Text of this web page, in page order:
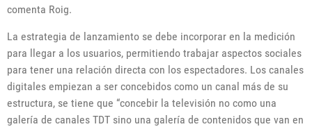
comenta Roig.
La estrategia de lanzamiento se debe incorporar en la medición
para llegar a los usuarios, permitiendo trabajar aspectos sociales
para tener una relación directa con los espectadores. Los canales
digitales empiezan a ser concebidos como un canal más de su
estructura, se tiene que “concebir la televisión no como una
galería de canales TDT sino una galería de contenidos que van en